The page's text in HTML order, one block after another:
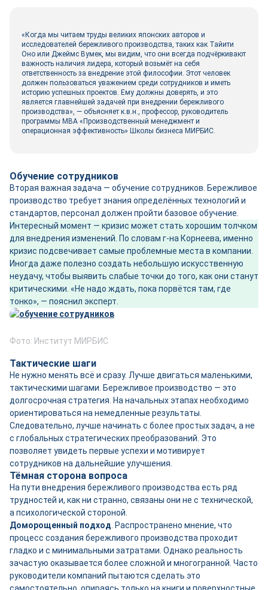
«Когда мы читаем труды великих японских авторов и
исследователей бережливого производства, таких как Тайити
Оно или Джеймс Вумек, мы видим, что они всегда подчёркивают
важность наличия лидера, который возьмёт на себя
ответственность за внедрение этой философии. Этот человек
должен пользоваться уважением среди сотрудников и иметь
историю успешных проектов. Ему должны доверять, и это
является главнейшей задачей при внедрении бережливого
производства», — объясняет к.в.н., профессор, руководитель
программы МВА «Производственный менеджмент и
операционная эффективность» Школы бизнеса МИРБИС.
Обучение сотрудников
Вторая важная задача — обучение сотрудников. Бережливое
производство требует знания определённых технологий и
стандартов, персонал должен пройти базовое обучение.
Интересный момент — кризис может стать хорошим толчком
для внедрения изменений. По словам г-на Корнеева, именно
кризис подсвечивает самые проблемные места в компании.
Иногда даже полезно создать небольшую искусственную
неудачу, чтобы выявить слабые точки до того, как они станут
критическими. «Не надо ждать, пока порвётся там, где
тонко», — пояснил эксперт.
Фото: Институт МИРБИС
Тактические шаги
Не нужно менять всё и сразу. Лучше двигаться маленькими,
тактическими шагами. Бережливое производство — это
долгосрочная стратегия. На начальных этапах необходимо
ориентироваться на немедленные результаты.
Следовательно, лучше начинать с более простых задач, а не
с глобальных стратегических преобразований. Это
позволяет увидеть первые успехи и мотивирует
сотрудников на дальнейшие улучшения.
Тёмная сторона вопроса
На пути внедрения бережливого производства есть ряд
трудностей и, как ни странно, связаны они не с технической,
а психологической стороной.
Доморощенный подход . Распространено мнение, что
процесс создания бережливого производства проходит
гладко и с минимальными затратами. Однако реальность
зачастую оказывается более сложной и многогранной. Часто
руководители компаний пытаются сделать это